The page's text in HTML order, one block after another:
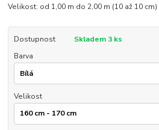
Velikost: od 1,00 m do 2,00 m (10 až 10 cm)
Dostupnost
Skladem 3 ks
Barva
Velikost